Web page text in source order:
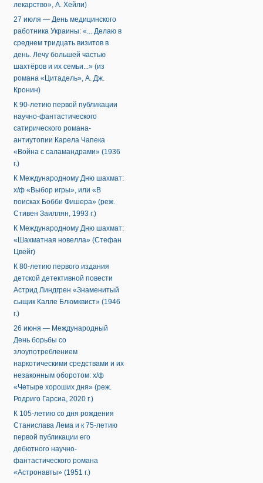
лекарство», А. Хейли)
27 июля — День медицинского
работника Украины: «... Делаю в
среднем тридцать визитов в
день. Лечу большей частью
шахтёров и их семьи...» (из
романа «Цитадель», А. Дж.
Кронин)
К 90-летию первой публикации
научно-фантастического
сатирического романа-
антиутопии Карела Чапека
«Война с саламандрами» (1936
г.)
К Международному Дню шахмат:
х/ф «Выбор игры», или «В
поисках Бобби Фишера» (реж.
Стивен Заиллян, 1993 г.)
К Международному Дню шахмат:
«Шахматная новелла» (Стефан
Цвейг)
К 80-летию первого издания
детской детективной повести
Астрид Линдгрен «Знаменитый
сыщик Калле Блюмквист» (1946
г.)
26 июня — Международный
День борьбы со
злоупотреблением
наркотическими средствами и их
незаконным оборотом: х/ф
«Четыре хороших дня» (реж.
Родриго Гарсиа, 2020 г.)
К 105-летию со дня рождения
Станислава Лема и к 75-летию
первой публикации его
дебютного научно-
фантастического романа
«Астронавты» (1951 г.)